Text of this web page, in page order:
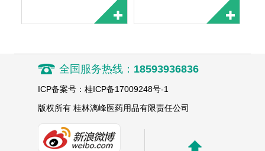
全国服务热线： 18593936836
ICP备案号：桂ICP备17009248号-1
版权所有 桂林漓峰医药用品有限责任公司